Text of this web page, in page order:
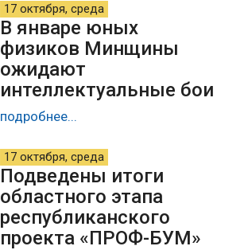
17 октября, среда
В январе юных
физиков Минщины
ожидают
интеллектуальные бои
подробнее...
17 октября, среда
Подведены итоги
областного этапа
республиканского
проекта «ПРОФ-БУМ»